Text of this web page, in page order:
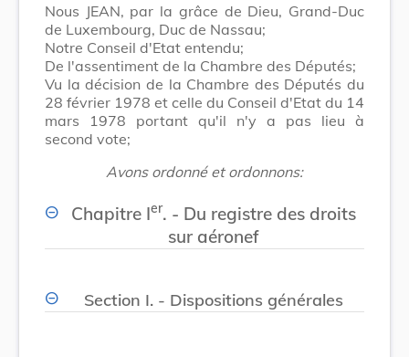
Nous JEAN, par la grâce de Dieu, Grand-Duc
de Luxembourg, Duc de Nassau;
Notre Conseil d'Etat entendu;
De l'assentiment de la Chambre des Députés;
Vu la décision de la Chambre des Députés du
28 février 1978 et celle du Conseil d'Etat du 14
mars 1978 portant qu'il n'y a pas lieu à
second vote;
Avons ordonné et ordonnons:
Chapitre Ier. - Du registre des droits
sur aéronef
Section I. - Dispositions générales